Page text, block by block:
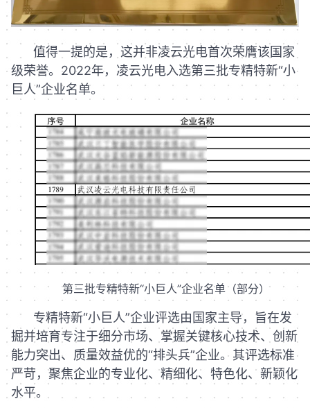
值得一提的是，这并非凌云光电首次荣膺该国家
级荣誉。2022年，凌云光电入选第三批专精特新“小
巨人”企业名单。
第三批专精特新“小巨人”企业名单（部分）
专精特新“小巨人”企业评选由国家主导，旨在发
掘并培育专注于细分市场、掌握关键核心技术、创新
能力突出、质量效益优的“排头兵”企业。其评选标准
严苛，聚焦企业的专业化、精细化、特色化、新颖化
水平。